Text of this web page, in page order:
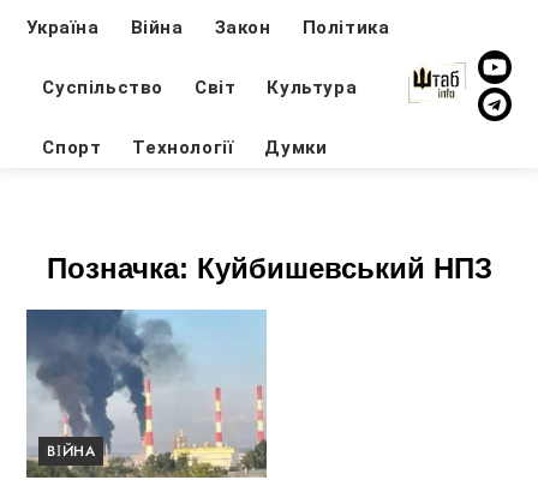
Україна Війна Закон Політика
Суспільство Світ Культура
Спорт Технології Думки
Позначка: Куйбишевський НПЗ
ВІЙНА